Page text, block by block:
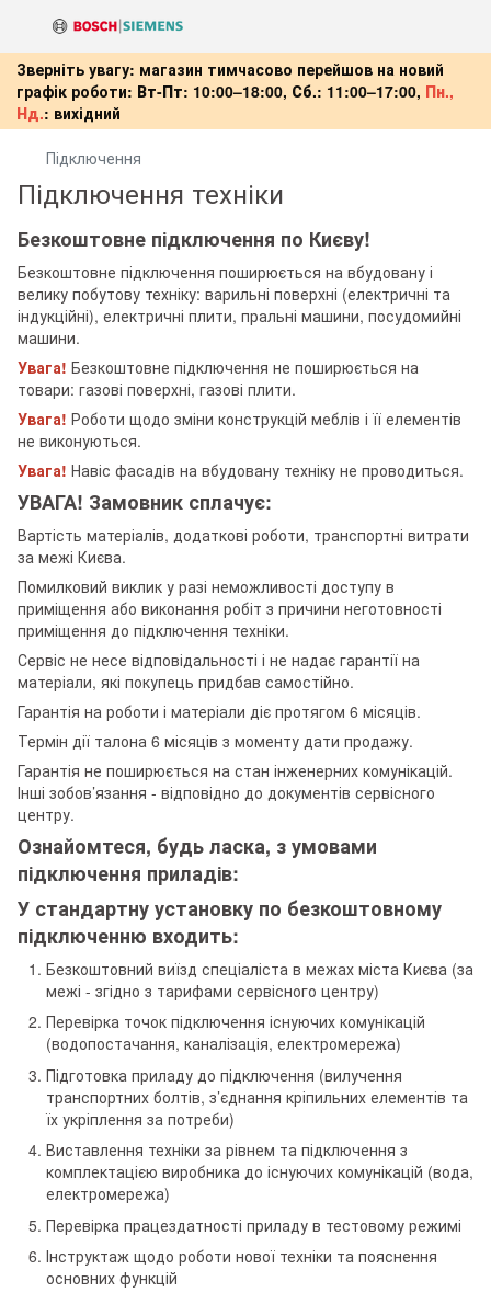
Зверніть увагу: магазин тимчасово перейшов на новий
графік роботи: Вт-Пт: 10:00–18:00, Сб.: 11:00–17:00, Пн.,
Нд.: вихідний
Підключення
Підключення техніки
Безкоштовне підключення по Києву!
Безкоштовне підключення поширюється на вбудовану і
велику побутову техніку: варильні поверхні (електричні та
індукційні), електричні плити, пральні машини, посудомийні
машини.
Увага! Безкоштовне підключення не поширюється на
товари: газові поверхні, газові плити.
Увага! Роботи щодо зміни конструкцій меблів і її елементів
не виконуються.
Увага! Навіс фасадів на вбудовану техніку не проводиться.
УВАГА! Замовник сплачує:
Вартість матеріалів, додаткові роботи, транспортні витрати
за межі Києва.
Помилковий виклик у разі неможливості доступу в
приміщення або виконання робіт з причини неготовності
приміщення до підключення техніки.
Сервіс не несе відповідальності і не надає гарантії на
матеріали, які покупець придбав самостійно.
Гарантія на роботи і матеріали діє протягом 6 місяців.
Термін дії талона 6 місяців з моменту дати продажу.
Гарантія не поширюється на стан інженерних комунікацій.
Інші зобов’язання - відповідно до документів сервісного
центру.
Ознайомтеся, будь ласка, з умовами
підключення приладів:
У стандартну установку по безкоштовному
підключенню входить:
Безкоштовний виїзд спеціаліста в межах міста Києва (за
межі - згідно з тарифами сервісного центру)
Перевірка точок підключення існуючих комунікацій
(водопостачання, каналізація, електромережа)
Підготовка приладу до підключення (вилучення
транспортних болтів, з’єднання кріпильних елементів та
їх укріплення за потреби)
Виставлення техніки за рівнем та підключення з
комплектацією виробника до існуючих комунікацій (вода,
електромережа)
Перевірка працездатності приладу в тестовому режимі
Інструктаж щодо роботи нової техніки та пояснення
основних функцій